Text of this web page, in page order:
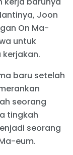
Joon
On Ma-
untuk
baru setelah
seorang
tingkah
seorang
eum.